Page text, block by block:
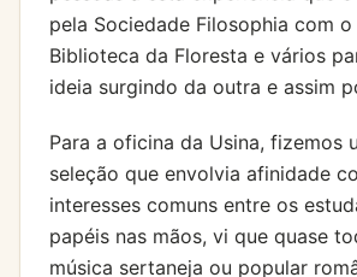
pela Sociedade Filosophia com
Biblioteca da Floresta e vários
ideia surgindo da outra e assim
Para a oficina da Usina, fizemos
seleção que envolvia afinidade
interesses comuns entre os
papéis nas mãos, vi que quase
música sertaneja ou popular